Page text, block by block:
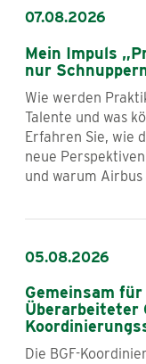
07.08.2026
Mein Impuls
nur
Wie werden
Talente und was
Erfahren Sie, wie
neue
und warum
05.08.2026
Gemeinsam
Überarbeiteter
Die BGF-